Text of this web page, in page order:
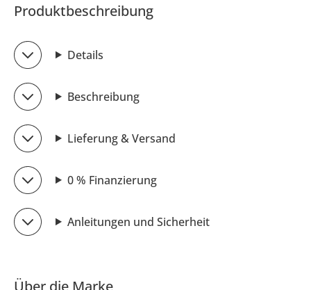
Produktbeschreibung
Details
Beschreibung
Lieferung & Versand
0 % Finanzierung
Anleitungen und Sicherheit
Über die Marke